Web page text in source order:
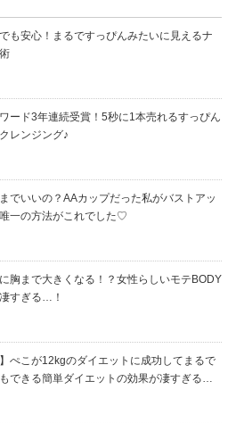
も安心！まるですっぴんみたいに見えるナ
ード3年連続受賞！5秒に1本売れるすっぴん
レンジング♪
でいいの？AAカップだった私がバストアッ
一の方法がこれでした♡
胸まで大きくなる！？女性らしいモテBODY
すぎる…！
】ぺこが12kgのダイエットに成功してまるで
できる簡単ダイエットの効果が凄すぎる…